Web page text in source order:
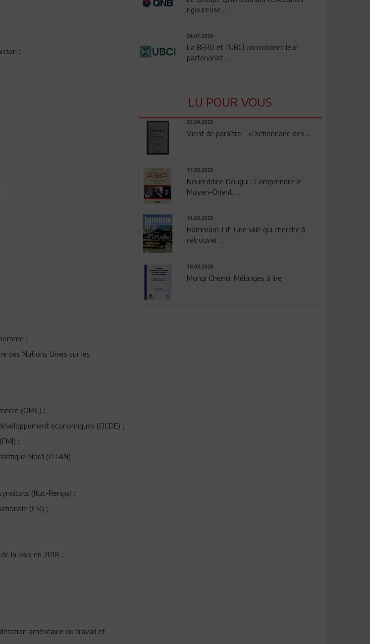
;
;
des Nations Unies sur les
(OMC) ;
économiques (OCDE) ;
;
Nord (OTAN).
(Jtuc-Rengo) ;
(CSI) ;
la paix en 2018 ;
américaine du travail et
rigoureuse ...
24.07.2026
La BERD et l’UBCI consolident leur
partenariat ...
LU POUR VOUS
23.04.2026
Vient de paraître - «Dictionnaire des ...
17.03.2026
Noureddine Dougui : Comprendre le
Moyen-Orient, ...
14.03.2026
Hammam-Lif: Une ville qui cherche à
retrouver ...
10.03.2026
Mongi Chemli: Mélanges à lire